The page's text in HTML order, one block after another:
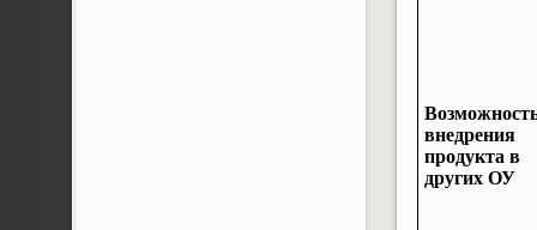
внедрения
продукта в
других ОУ